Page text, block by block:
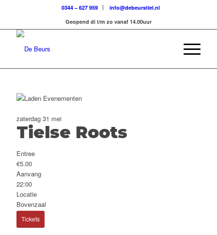
0344 – 627 959
info@debeurstiel.nl
Geopend di t/m zo vanaf 14.00uur
zaterdag 31 mei
Tielse Roots
Entree
€5.00
Aanvang
22:00
Locatie
Bovenzaal
Tickets